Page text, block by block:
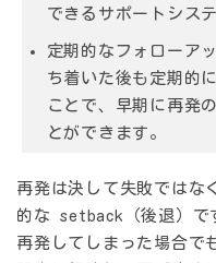
できるサポートシス
定期的なフォローア
ち着いた後も定期的
ことで、早期に再発
とができます。
再発は決して失敗ではな
的な setback（後退）で
再発してしまった場合で